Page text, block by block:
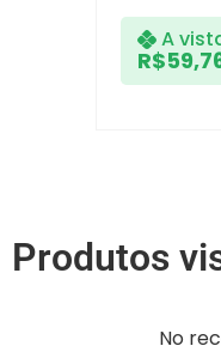
A
R$
Produtos
No